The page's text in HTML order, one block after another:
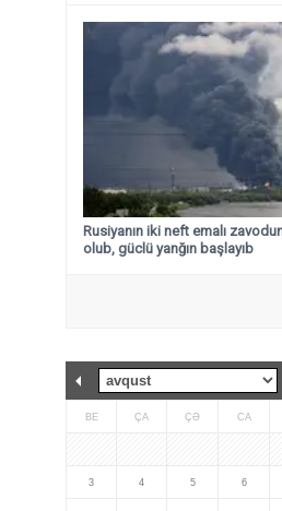
Rusiyanın iki neft emalı
olub, güclü yanğın başlayıb
BE ÇA ÇƏ CA
3 4 5 6